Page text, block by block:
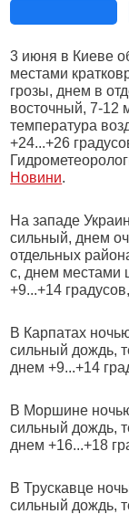
3 июня в Киеве
местами
грозы, днем в
восточный, 7-12
температура
+24...+26
Новини.
На западе
сильный, днем
отдельных
с, днем местами
+9...+14
В Карпатах
сильный дождь,
днем +9...+14
В Моршине
сильный дождь,
днем +16...+18
В Трускавце
сильный дождь,